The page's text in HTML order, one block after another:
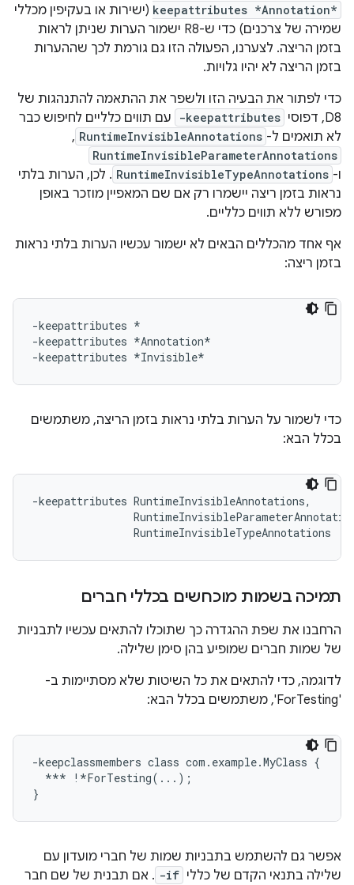
keepattributes *Annotation* (ישירות או בעקיפין מכללי
שמירה של צרכנים) כדי ש-R8 ישמור הערות שניתן לראות
בזמן הריצה. לצערנו, הפעולה הזו גם גורמת לכך שההערות
בזמן הריצה לא יהיו גלויות.
כדי לפתור את הבעיה הזו ולשפר את ההתאמה להתנהגות של
D8, דפוסי
-keepattributes
עם תווים כלליים לחיפוש כבר
לא תואמים ל- RuntimeInvisibleAnnotations
,‏
RuntimeInvisibleParameterAnnotations
ו- RuntimeInvisibleTypeAnnotations . לכן, הערות בלתי
נראות בזמן ריצה יישמרו רק אם שם המאפיין מוזכר באופן
מפורש ללא תווים כלליים.
אף אחד מהכללים הבאים לא ישמור עכשיו הערות בלתי נראות
בזמן ריצה:
-keepattributes *
-keepattributes *Annotation*
כדי לשמור על הערות בלתי נראות בזמן הריצה, משתמשים
בכלל הבא:
-keepattributes RuntimeInvisibleAnnotations,
תמיכה בשמות מוכחשים בכללי חברים
הרחבנו את שפת ההגדרה כך שתוכלו להתאים עכשיו לתבניות
של שמות חברים שמופיע בהן סימן שלילה.
לדוגמה, כדי להתאים את כל השיטות שלא מסתיימות ב-
'ForTesting', משתמשים בכלל הבא:
-keepclassmembers class com.example.MyClass {
  *** !*ForTesting(...);
אפשר גם להשתמש בתבניות שמות של חברי מועדון עם
שלילה בתנאי הקדם של כללי -if . אם תבנית של שם חבר